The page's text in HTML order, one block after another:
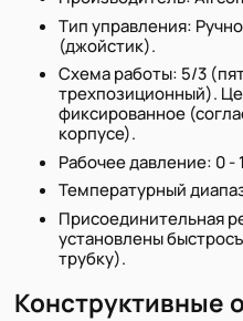
Тип управления:
(джойстик).
Схема работы: 5/3
трехпозиционный).
фиксированное
корпусе).
Рабочее давление: 0 -
Температурный
Присоединительная
установлены
трубку).
Конструктивные